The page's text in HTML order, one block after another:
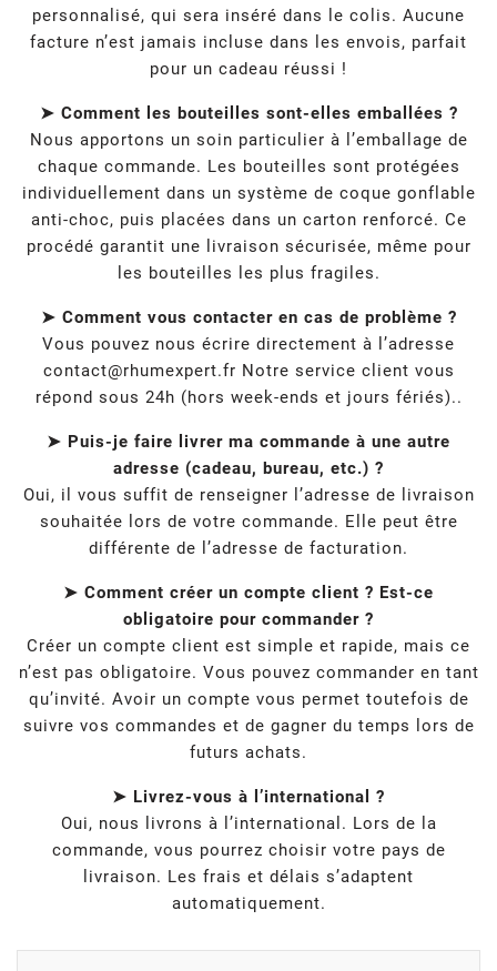
personnalisé, qui sera inséré dans le colis. Aucune
facture n’est jamais incluse dans les envois, parfait
pour un cadeau réussi !
➤ Comment les bouteilles sont-elles emballées ?
Nous apportons un soin particulier à l’emballage de
chaque commande. Les bouteilles sont protégées
individuellement dans un système de coque gonflable
anti-choc, puis placées dans un carton renforcé. Ce
procédé garantit une livraison sécurisée, même pour
les bouteilles les plus fragiles.
➤ Comment vous contacter en cas de problème ?
Vous pouvez nous écrire directement à l’adresse
contact@rhumexpert.fr Notre service client vous
répond sous 24h (hors week-ends et jours fériés)..
➤ Puis-je faire livrer ma commande à une autre
adresse (cadeau, bureau, etc.) ?
Oui, il vous suffit de renseigner l’adresse de livraison
souhaitée lors de votre commande. Elle peut être
différente de l’adresse de facturation.
➤ Comment créer un compte client ? Est-ce
obligatoire pour commander ?
Créer un compte client est simple et rapide, mais ce
n’est pas obligatoire. Vous pouvez commander en tant
qu’invité. Avoir un compte vous permet toutefois de
suivre vos commandes et de gagner du temps lors de
futurs achats.
➤ Livrez-vous à l’international ?
Oui, nous livrons à l’international. Lors de la
commande, vous pourrez choisir votre pays de
livraison. Les frais et délais s’adaptent
automatiquement.